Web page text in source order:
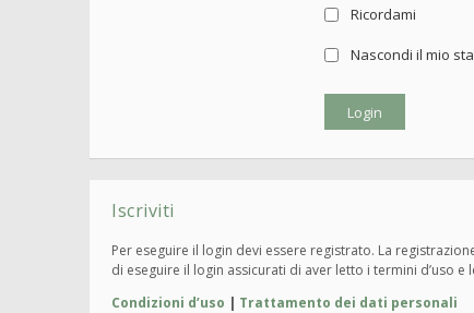
Ricordami
Nascondi il mio
Iscriviti
Per eseguire il login devi essere registrato. La
di eseguire il login assicurati di aver letto i termini d’uso e
Condizioni d’uso | Trattamento dei dati personali